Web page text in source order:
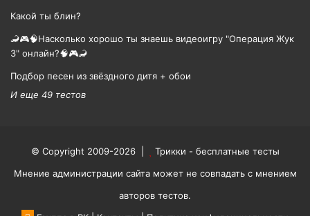
Какой ты блин?
🦂🎮🧠Насколько хорошо ты знаешь видеоигру "Операция Жук
3" онлайн?🧠🎮🦂
Подбор песен из звёздного дитя + обои
И еще 49 тестов
© Copyright 2009-2026 |
Трикки - бесплатные тесты
Мнение администрации сайта может не совпадать с мнением
авторов тестов.